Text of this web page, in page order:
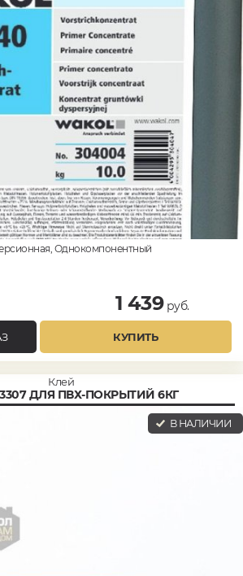
Однокомпонентный
1 439руб.
КУПИТЬ
Клей
ДЛЯ ПВХ-ПОКРЫТИЙ 6КГ
В НАЛИЧИИ